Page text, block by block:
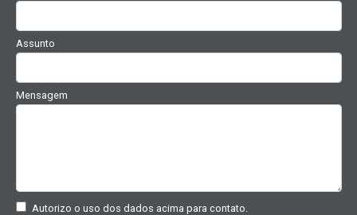
Assunto
Mensagem
Autorizo o uso dos dados acima para contato.